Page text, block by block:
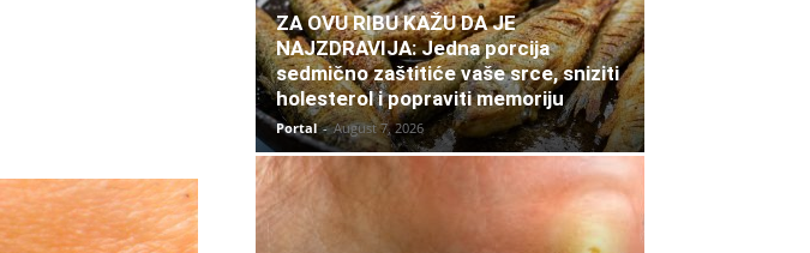
ZA OVU RIBU KAŽU DA JE
NAJZDRAVIJA: Jedna porcija
sedmično zaštitiće vaše srce, sniziti
holesterol i popraviti memoriju
Portal - August 7, 2026